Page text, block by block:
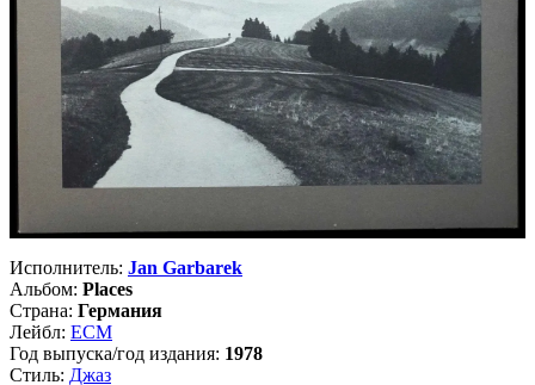
Исполнитель: Jan Garbarek
Альбом: Places
Страна: Германия
Лейбл: ECM
Год выпуска/год издания: 1978
Стиль: Джаз